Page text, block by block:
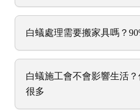
白蟻處理需要搬家具嗎？
白蟻施工會不會影響生活
很多